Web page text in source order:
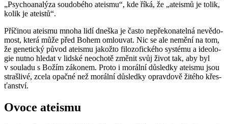
„Psy­cho­a­na­lý­za sou­do­bé­ho ate­is­mu“, kde říká, že „ate­is­mů je tolik,
kolik je ate­is­tů“.
Pří­či­nou ate­is­mu mnoha lidí dneška je často ne­pře­ko­na­tel­ná ne­vě­do­
most, která může před Bohem omlou­vat. Nic se ale ne­mě­ní na tom,
že ge­ne­tic­ký původ ate­is­mu ja­kož­to fi­lo­zo­fic­ké­ho sys­té­mu a ide­o­lo­
gie nutno hle­dat v lid­ské ne­o­cho­tě změ­nit svůj život tak, aby byl
v sou­la­du s Božím zá­ko­nem. Proto i mo­rál­ní dů­sled­ky ate­is­mu jsou
straš­li­vé, zcela opač­né než mo­rál­ní dů­sled­ky oprav­do­vě ži­té­ho křes­
ťan­ství.
Ovoce ate­is­mu